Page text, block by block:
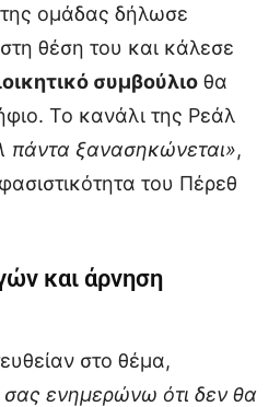
ομάδας δήλωσε
θέση του και κάλεσε
συμβούλιο θα
Το κανάλι της Ρεάλ
πάντα ξανασηκώνεται»,
του Πέρεθ
και άρνηση
στο θέμα,
ενημερώνω ότι δεν θα